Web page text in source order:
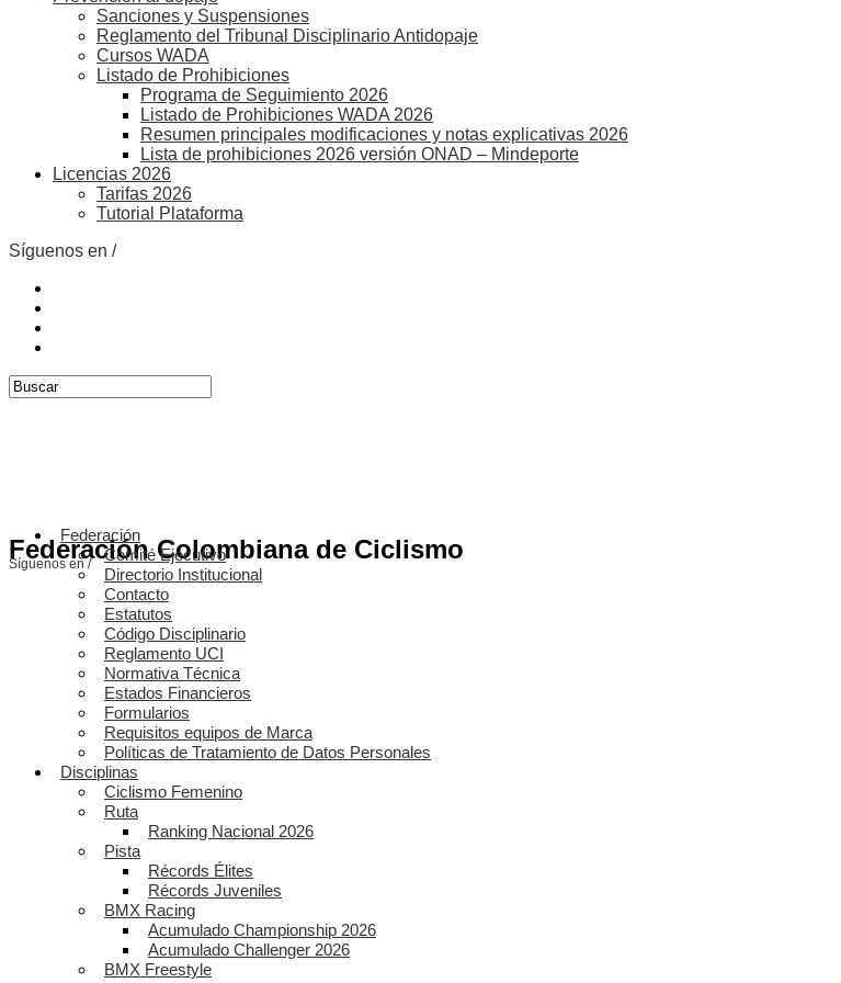
Sanciones y Suspensiones
Reglamento del Tribunal Disciplinario Antidopaje
Cursos WADA
Listado de Prohibiciones
Programa de Seguimiento 2026
Listado de Prohibiciones WADA 2026
Resumen principales modificaciones y notas explicativas 2026
Lista de prohibiciones 2026 versión ONAD – Mindeporte
Licencias 2026
Tarifas 2026
Tutorial Plataforma
Síguenos en /
Federación Colombiana de Ciclismo
Síguenos en /
Federación
Comité Ejecutivo
Directorio Institucional
Contacto
Estatutos
Código Disciplinario
Reglamento UCI
Normativa Técnica
Estados Financieros
Formularios
Requisitos equipos de Marca
Políticas de Tratamiento de Datos Personales
Disciplinas
Ciclismo Femenino
Ruta
Ranking Nacional 2026
Pista
Récords Élites
Récords Juveniles
BMX Racing
Acumulado Championship 2026
Acumulado Challenger 2026
BMX Freestyle